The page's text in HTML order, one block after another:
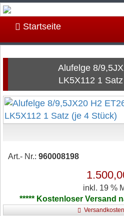
Startseite
Alufelge 8/
LK5X112 1
Art.- Nr.: 960008198
inkl. 19 %
***** Kostenloser Versand